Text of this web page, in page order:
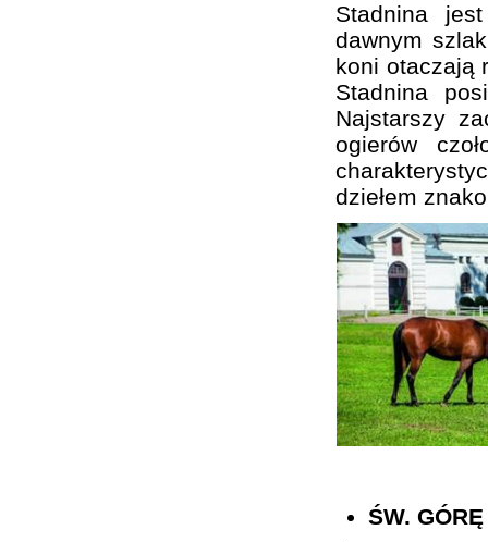
Stadnina
dawnym
koni otaczają
Stadnina
Najstarszy
ogierów
dziełem
ŚW.